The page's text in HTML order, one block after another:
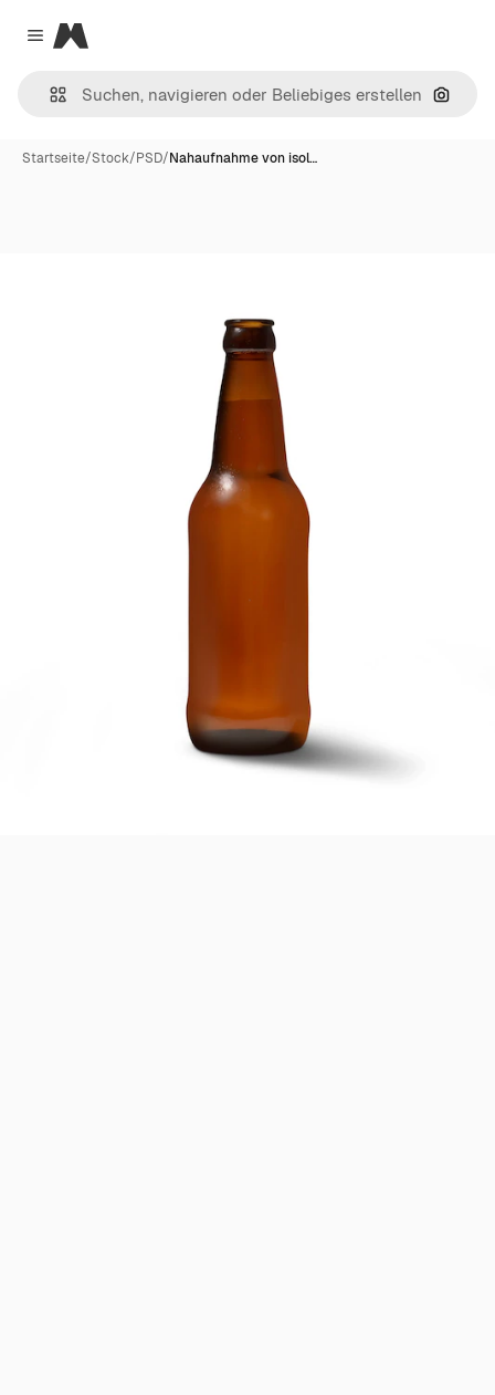
Close menu
Magnific
Nach
Startseite/Stock/PSD/Nahaufnahme von isol…